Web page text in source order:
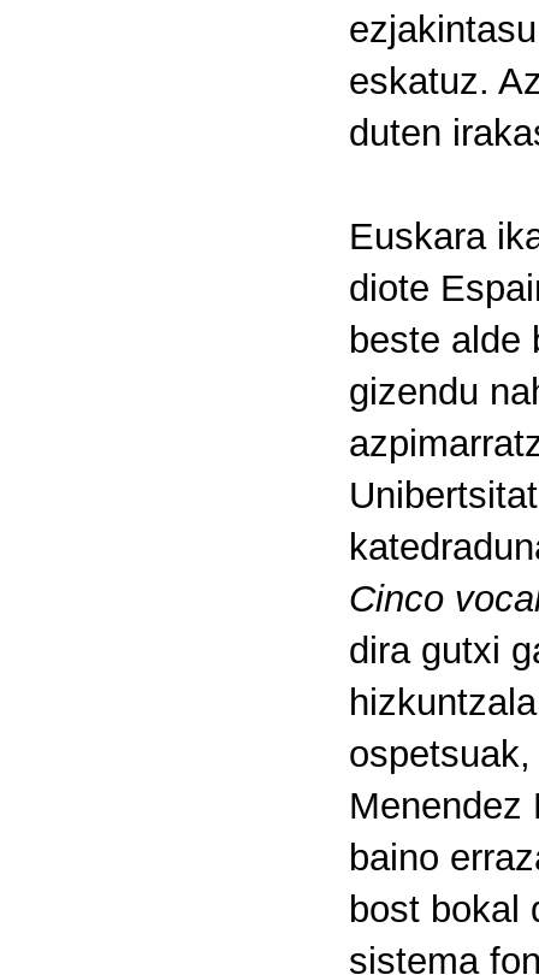
eskatuz.
duten
Euskara
diote
beste alde
gizendu
Cinco
dira gutxi
Menendez
baino
bost bokal
sistema